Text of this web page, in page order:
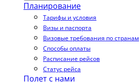
Планирование
Тарифы и условия
Визы и паспорта
Визовые требования по странам
Способы оплаты
Расписание рейсов
Статус рейса
Полет с нами